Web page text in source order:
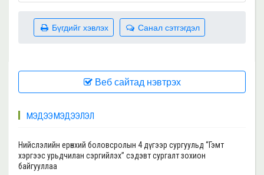
Санал сэтгэгдэл
Бүгдийг хэвлэх
Веб сайтад нэвтрэх
МЭДЭЭ МЭДЭЭЛЭЛ
Нийслэлийн ерөнхий боловсролын 4 дүгээр сургуульд “Гэмт
хэргээс урьдчилан сэргийлэх” сэдэвт сургалт зохион
байгууллаа